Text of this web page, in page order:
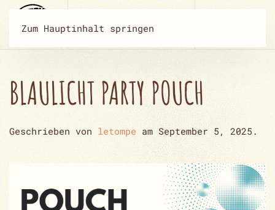
Zum Hauptinhalt springen
BLAULICHT PARTY POUCH
Geschrieben von letompe amSeptember 5, 2025 .